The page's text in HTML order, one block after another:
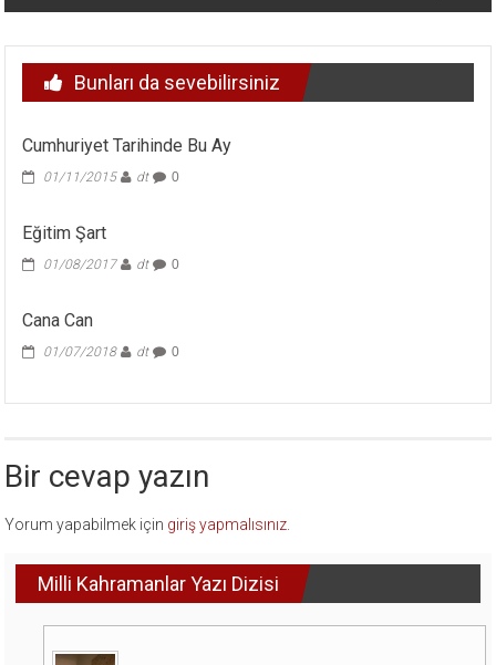
Bunları da sevebilirsiniz
Cumhuriyet Tarihinde Bu Ay
01/11/2015 dt 0
Eğitim Şart
01/08/2017 dt 0
Cana Can
01/07/2018 dt 0
Bir cevap yazın
Yorum yapabilmek için giriş yapmalısınız
Milli Kahramanlar Yazı Dizisi